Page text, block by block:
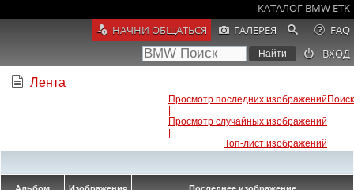
КАТАЛОГ BMW ETK
НАЧНИ ОБЩАТЬСЯ
ГАЛЕРЕЯ
FAQ
ВХОД
Лента
Просмотр последних изображений
Просмотр случайных изображений
Топ-лист изображений
Поиск